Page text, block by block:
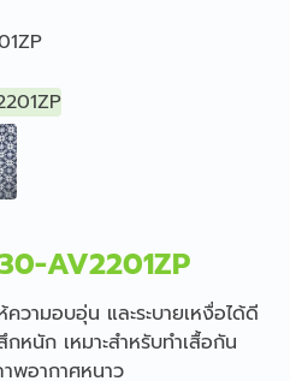
AV2201ZP
วามอบอุ่น และระบายเหงื่อได้ดี
หนัก เหมาะสำหรับทำเสื้อกัน
พอากาศหนาว